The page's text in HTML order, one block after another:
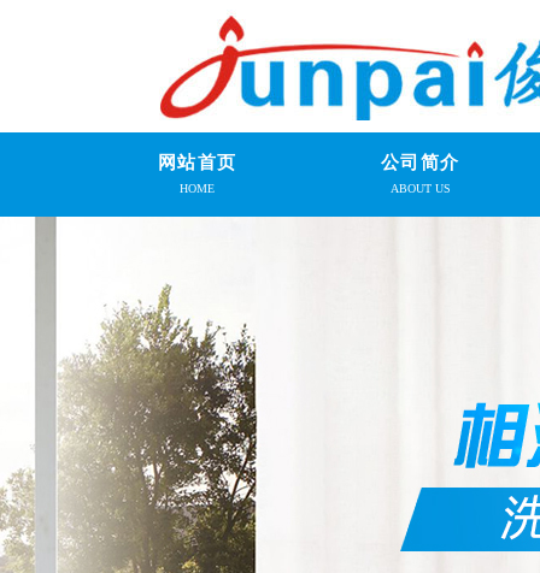
网站首页
HOME
公司简介
ABOUT US